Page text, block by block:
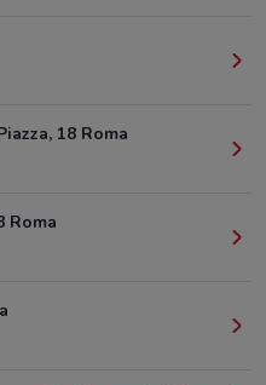
18 Roma
Roma